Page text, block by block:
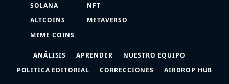
SOLANA
ALTCOINS
MEME COINS
NFT
METAVERSO
ANÁLISIS APRENDER
NUESTRO EQUIPO
POLITICA EDITORIAL
CORRECCIONES AIRDROP HUB